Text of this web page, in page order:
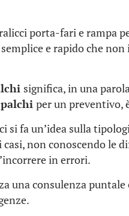
porta-fari e rampa
e rapido che
significa, in una
palchiper un preventivo,
si fa un’idea sulla
non conoscendo le
in errori.
una consulenza